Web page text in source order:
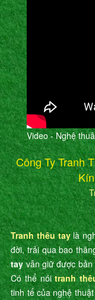
Video - Nghệ
Công Ty Tranh
Tranh thêu taylà
đời, trải qua bao
tayvẫn giữ được bản
Có thể nóitranh
tinh tế của nghệ